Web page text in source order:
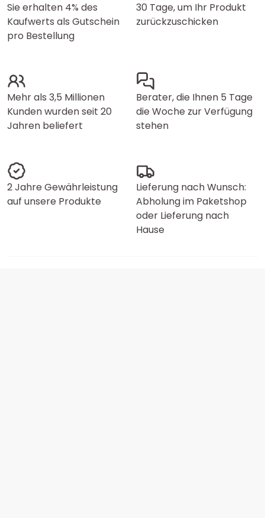
Sie erhalten 4% des
Kaufwerts als Gutschein
pro Bestellung
30 Tage, um Ihr Produkt
zurückzuschicken
Mehr als 3,5 Millionen
Kunden wurden seit 20
Jahren beliefert
Berater, die Ihnen 5 Tage
die Woche zur Verfügung
stehen
2 Jahre Gewährleistung
auf unsere Produkte
Lieferung nach Wunsch:
Abholung im Paketshop
oder Lieferung nach
Hause